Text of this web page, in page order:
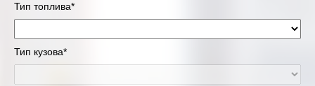
Тип топлива*
Тип кузова*